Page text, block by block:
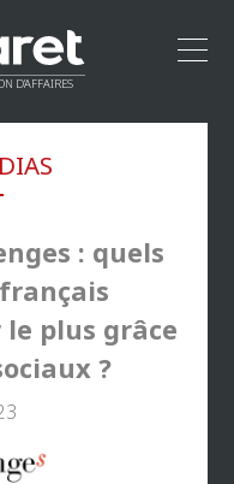
D’AFFAIRES
: quels
plus grâce
?